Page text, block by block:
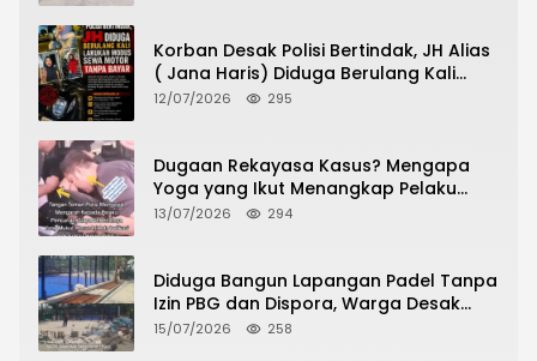
Korban Desak Polisi Bertindak, JH Alias
( Jana Haris) Diduga Berulang Kali
Lakukan Modus Sewa Motor Tanpa
12/07/2026 295
Dugaan Rekayasa Kasus? Mengapa
Yoga yang Ikut Menangkap Pelaku
Pencurian Toko Ponsel di Pancur Batu
13/07/2026 294
Diduga Bangun Lapangan Padel Tanpa
Izin PBG dan Dispora, Warga Desak
CKTRP dan Dispora Jakarta Barat
15/07/2026 258